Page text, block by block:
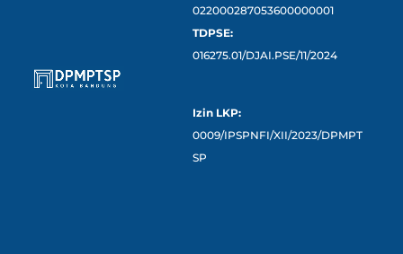
022000287053600000001
TDPSE:
016275.01/DJAI.PSE/11/2024
Izin LKP:
0009/IPSPNFI/XII/2023/DPMPT
SP